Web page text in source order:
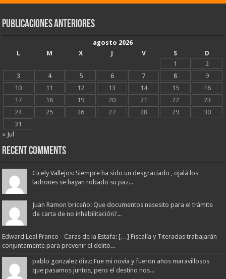
Publicaciones Anteriores
agosto 2026
L
M X J V S
D
1
2
3
4 5 6 7 8
9
10
11 12 13 14 15
16
17
18 19 20 21 22
23
24
25 26 27 28 29
30
31
« Jul
Recent Comments
Cicely Vallejos: Siempre ha sido un desgraciado , ojalá los
ladrones se hayan robado su paz...
Juan Ramon briceño: Que documentos nesesito para el trámite
de carta de no inhabilitación?...
Edward Leal Franco - Caras de la Estafa: […] Fiscalía y Titeradas trabajarán
conjuntamente para prevenir el delito...
pablo gonzalez diaz: Fue mi novia y fueron años maravillosos
que pasamos juntos, pero el destino nos...